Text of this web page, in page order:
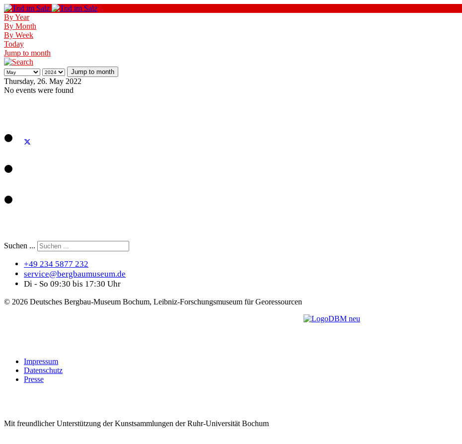
By Year
By Month
By Week
Today
Jump to month
Jump to month
Thursday, 26. May 2022
No events were found
Suchen ...
+49 234 5877 232
service@bergbaumuseum.de
Di - So 09:30 bis 17:30 Uhr
© 2026 Deutsches Bergbau-Museum Bochum, Leibniz-Forschungsmuseum für Georessourcen
Impressum
Datenschutz
Presse
Mit freundlicher Unterstützung der Kunstsammlungen der Ruhr-Universität Bochum